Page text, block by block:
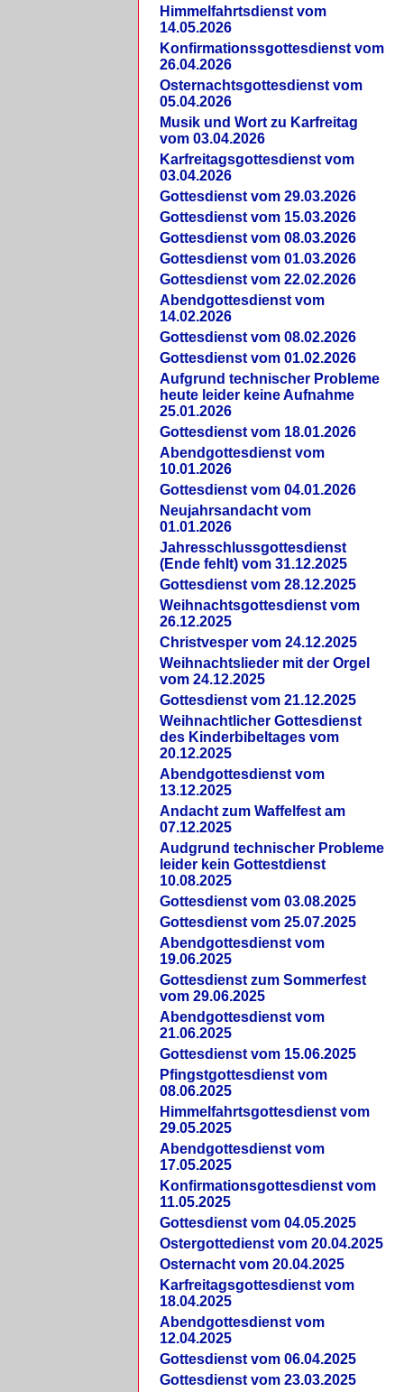
Himmelfahrtsdienst vom
14.05.2026
Konfirmationssgottesdienst vom
26.04.2026
Osternachtsgottesdienst vom
05.04.2026
Musik und Wort zu Karfreitag
vom 03.04.2026
Karfreitagsgottesdienst vom
03.04.2026
Gottesdienst vom 29.03.2026
Gottesdienst vom 15.03.2026
Gottesdienst vom 08.03.2026
Gottesdienst vom 01.03.2026
Gottesdienst vom 22.02.2026
Abendgottesdienst vom
14.02.2026
Gottesdienst vom 08.02.2026
Gottesdienst vom 01.02.2026
Aufgrund technischer Probleme
heute leider keine Aufnahme
25.01.2026
Gottesdienst vom 18.01.2026
Abendgottesdienst vom
10.01.2026
Gottesdienst vom 04.01.2026
Neujahrsandacht vom
01.01.2026
Jahresschlussgottesdienst
(Ende fehlt) vom 31.12.2025
Gottesdienst vom 28.12.2025
Weihnachtsgottesdienst vom
26.12.2025
Christvesper vom 24.12.2025
Weihnachtslieder mit der Orgel
vom 24.12.2025
Gottesdienst vom 21.12.2025
Weihnachtlicher Gottesdienst
des Kinderbibeltages vom
20.12.2025
Abendgottesdienst vom
13.12.2025
Andacht zum Waffelfest am
07.12.2025
Audgrund technischer Probleme
leider kein Gottestdienst
10.08.2025
Gottesdienst vom 03.08.2025
Gottesdienst vom 25.07.2025
Abendgottesdienst vom
19.06.2025
Gottesdienst zum Sommerfest
vom 29.06.2025
Abendgottesdienst vom
21.06.2025
Gottesdienst vom 15.06.2025
Pfingstgottesdienst vom
08.06.2025
Himmelfahrtsgottesdienst vom
29.05.2025
Abendgottesdienst vom
17.05.2025
Konfirmationsgottesdienst vom
11.05.2025
Gottesdienst vom 04.05.2025
Ostergottedienst vom 20.04.2025
Osternacht vom 20.04.2025
Karfreitagsgottesdienst vom
18.04.2025
Abendgottesdienst vom
12.04.2025
Gottesdienst vom 06.04.2025
Gottesdienst vom 23.03.2025